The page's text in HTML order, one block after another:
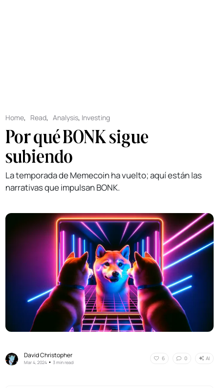
Home, Read,Analysis, Investing
Por qué BONK sigue
subiendo
La temporada de Memecoin ha vuelto; aquí están las
narrativas que impulsan BONK.
David Christopher
Mar 4, 2024 •3 min read
6 0 AI